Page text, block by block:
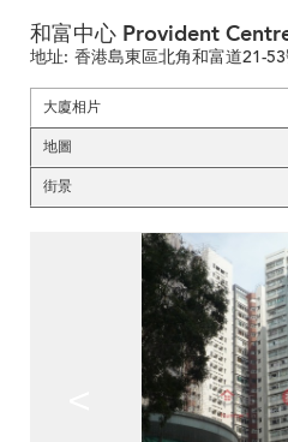
和富中心 Provident
地址: 香港島東區北角和富道21-
大廈相片
地圖
街景